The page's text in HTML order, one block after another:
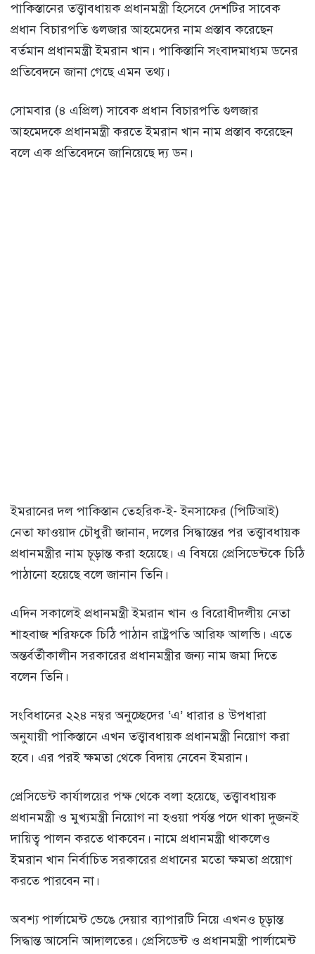
পাকিস্তানের তত্ত্বাবধায়ক প্রধানমন্ত্রী হিসেবে দেশটির সাবেক
প্রধান বিচারপতি গুলজার আহমেদের নাম প্রস্তাব করেছেন
বর্তমান প্রধানমন্ত্রী ইমরান খান। পাকিস্তানি সংবাদমাধ্যম ডনের
প্রতিবেদনে জানা গেছে এমন তথ্য।
সোমবার (৪ এপ্রিল) সাবেক প্রধান বিচারপতি গুলজার
আহমেদকে প্রধানমন্ত্রী করতে ইমরান খান নাম প্রস্তাব করেছেন
বলে এক প্রতিবেদনে জানিয়েছে দ্য ডন।
ইমরানের দল পাকিস্তান তেহরিক-ই- ইনসাফের (পিটিআই)
নেতা ফাওয়াদ চৌধুরী জানান, দলের সিদ্ধান্তের পর তত্ত্বাবধায়ক
প্রধানমন্ত্রীর নাম চূড়ান্ত করা হয়েছে। এ বিষয়ে প্রেসিডেন্টকে চিঠি
পাঠানো হয়েছে বলে জানান তিনি।
এদিন সকালেই প্রধানমন্ত্রী ইমরান খান ও বিরোধীদলীয় নেতা
শাহবাজ শরিফকে চিঠি পাঠান রাষ্ট্রপতি আরিফ আলভি। এতে
অন্তর্বর্তীকালীন সরকারের প্রধানমন্ত্রীর জন্য নাম জমা দিতে
বলেন তিনি।
সংবিধানের ২২৪ নম্বর অনুচ্ছেদের ‘এ’ ধারার ৪ উপধারা
অনুযায়ী পাকিস্তানে এখন তত্ত্বাবধায়ক প্রধানমন্ত্রী নিয়োগ করা
হবে। এর পরই ক্ষমতা থেকে বিদায় নেবেন ইমরান।
প্রেসিডেন্ট কার্যালয়ের পক্ষ থেকে বলা হয়েছে, তত্ত্বাবধায়ক
প্রধানমন্ত্রী ও মুখ্যমন্ত্রী নিয়োগ না হওয়া পর্যন্ত পদে থাকা দুজনই
দায়িত্ব পালন করতে থাকবেন। নামে প্রধানমন্ত্রী থাকলেও
ইমরান খান নির্বাচিত সরকারের প্রধানের মতো ক্ষমতা প্রয়োগ
করতে পারবেন না।
অবশ্য পার্লামেন্ট ভেঙে দেয়ার ব্যাপারটি নিয়ে এখনও চূড়ান্ত
সিদ্ধান্ত আসেনি আদালতের। প্রেসিডেন্ট ও প্রধানমন্ত্রী পার্লামেন্ট